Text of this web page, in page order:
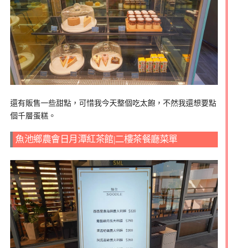
還有販售一些甜點，可惜我今天整個吃太飽，不然我還想要點
個千層蛋糕。
魚池鄉農會日月潭紅茶館|二樓茶餐廳菜單